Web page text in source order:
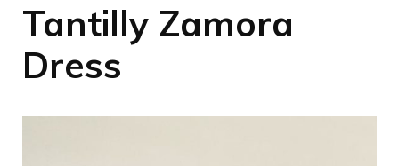
Tantilly Zamora
Dress